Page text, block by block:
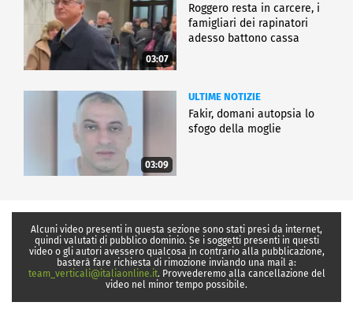
03:07
Roggero resta in carcere, i
famigliari dei rapinatori
adesso battono cassa
03:09
ULTIME NOTIZIE
Fakir, domani autopsia lo
sfogo della moglie
Alcuni video presenti in questa sezione sono stati presi da internet,
quindi valutati di pubblico dominio. Se i soggetti presenti in questi
video o gli autori avessero qualcosa in contrario alla pubblicazione,
basterà fare richiesta di rimozione inviando una mail a:
team_verticali@italiaonline.it. Provvederemo alla cancellazione del
video nel minor tempo possibile.